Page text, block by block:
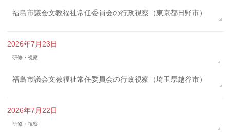
福島市議会文教福祉常任委員会の行政視察（東京都日野市）
2026年7月23日
研修・視察
福島市議会文教福祉常任委員会の行政視察（埼玉県越谷市）
2026年7月22日
研修・視察